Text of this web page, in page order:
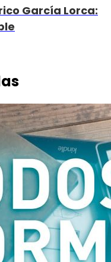
García Lorca: